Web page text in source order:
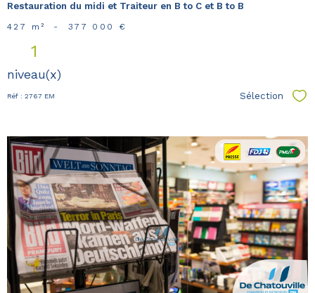
Restauration du midi et Traiteur en B to C et B to B
427 m² - 377 000 €
1
niveau(x)
Réf : 2767 EM Sélection
voir le
bien